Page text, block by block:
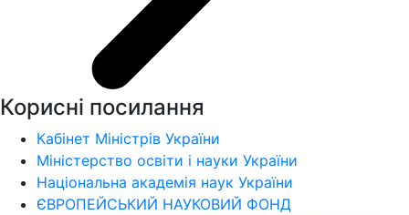
Корисні посилання
Кабінет Міністрів України
Міністерство освіти і науки України
Національна академія наук України
ЄВРОПЕЙСЬКИЙ НАУКОВИЙ ФОНД